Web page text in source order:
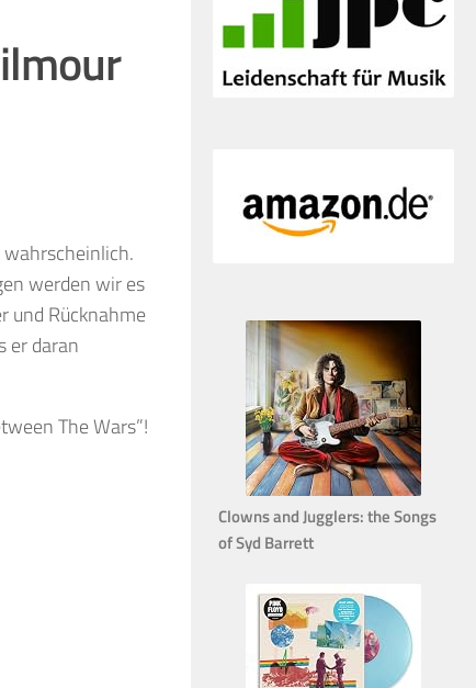
wahrscheinlich.
werden wir es
und Rücknahme
er daran
The Wars”!
Clowns and Jugglers: the Songs
of Syd Barrett